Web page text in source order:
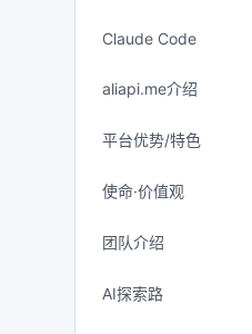
Claude Code
aliapi.me介绍
平台优势/特色
使命·价值观
团队介绍
AI探索路